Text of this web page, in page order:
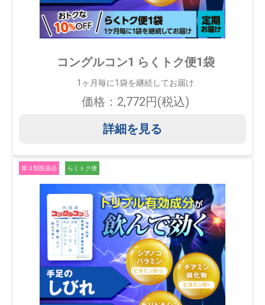
コングルコン1 らくトク便1袋
1ヶ月毎に1袋を継続してお届け
価格：2,772円(税込)
詳細を見る
第３類医薬品 らくトク便